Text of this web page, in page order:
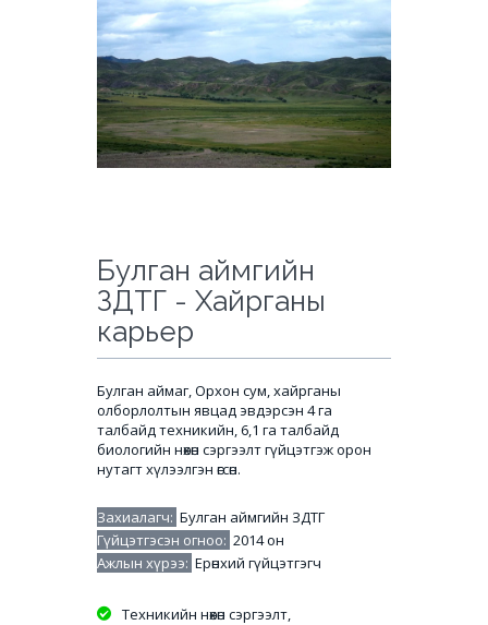
Булган аймгийн
ЗДТГ - Хайрганы
карьер
Булган аймаг, Орхон сум, хайрганы
олборлолтын явцад эвдэрсэн 4 га
талбайд техникийн, 6,1 га талбайд
биологийн нөхөн сэргээлт гүйцэтгэж орон
нутагт хүлээлгэн өгсөн.
Захиалагч: Булган аймгийн ЗДТГ
Гүйцэтгэсэн огноо: 2014 он
Ажлын хүрээ: Ерөнхий гүйцэтгэгч
Техникийн нөхөн сэргээлт,